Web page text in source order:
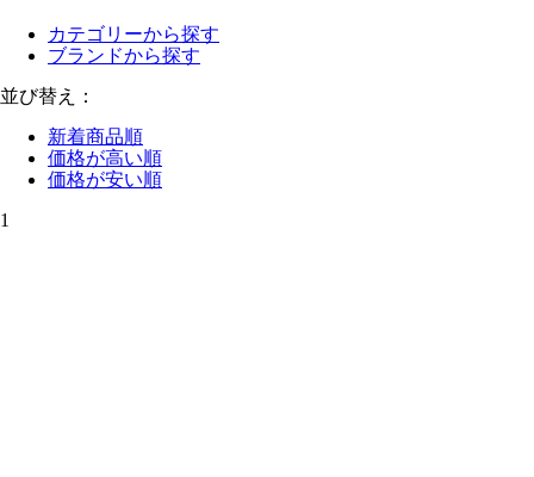
カテゴリーから探す
ブランドから探す
並び替え：
新着商品順
価格が高い順
価格が安い順
1